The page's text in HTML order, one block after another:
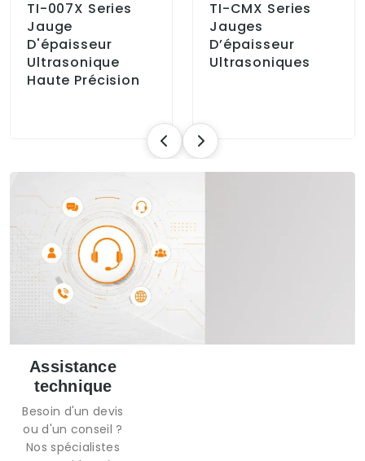
TI-007X Series
Jauge
D'épaisseur
Ultrasonique
Haute Précision
TI-CMX Series
Jauges
D’épaisseur
Ultrasoniques
Assistance
technique
Besoin d'un devis
ou d'un conseil ?
Nos spécialistes